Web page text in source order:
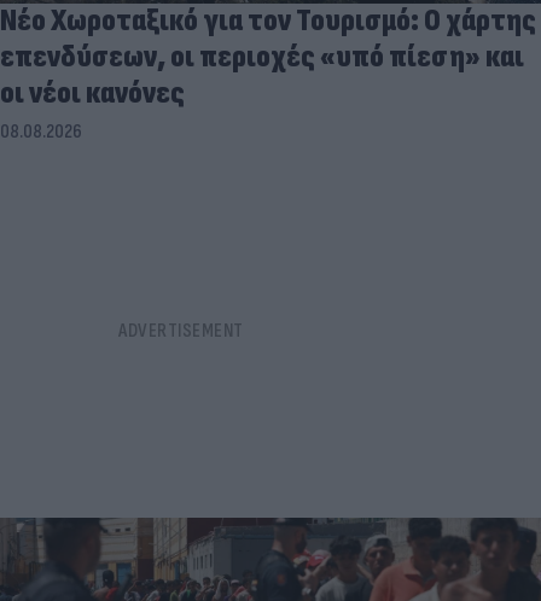
Νέο Χωροταξικό για τον Τουρισμό: Ο χάρτης
επενδύσεων, οι περιοχές «υπό πίεση» και
οι νέοι κανόνες
08.08.2026